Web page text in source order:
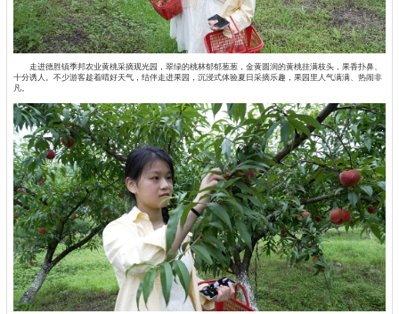
走进德胜镇季邦农业黄桃采摘观光园，翠绿的桃林郁郁葱葱，金黄圆润的黄桃挂满枝头，果香扑鼻、
十分诱人。不少游客趁着晴好天气，结伴走进果园，沉浸式体验夏日采摘乐趣，果园里人气满满、热闹非
凡。